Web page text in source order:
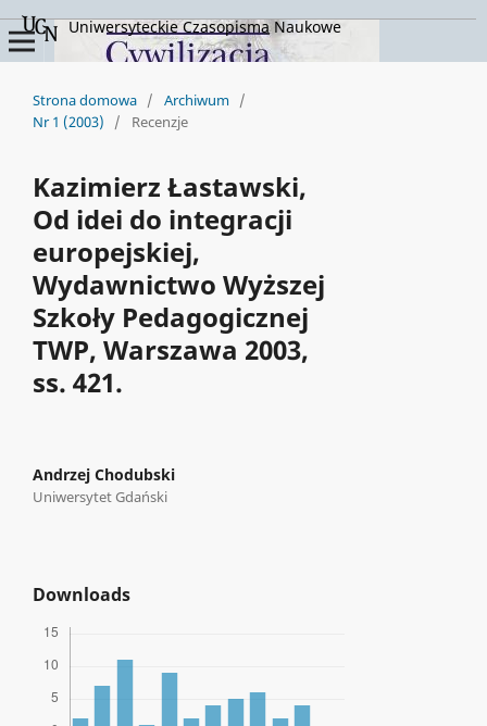
Uniwersyteckie Czasopisma Naukowe
Strona domowa / Archiwum /
Nr 1 (2003)
/ Recenzje
Kazimierz Łastawski,
Od idei do integracji
europejskiej,
Wydawnictwo Wyższej
Szkoły Pedagogicznej
TWP, Warszawa 2003,
ss. 421.
Andrzej Chodubski
Uniwersytet Gdański
Downloads